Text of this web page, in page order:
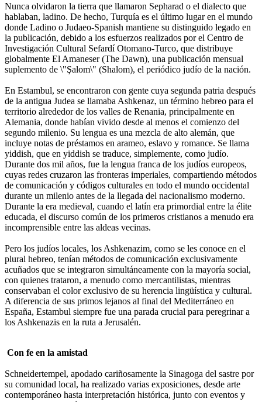
Nunca olvidaron la tierra que llamaron Sepharad o el dialecto que
hablaban, ladino. De hecho, Turquía es el último lugar en el mundo
donde Ladino o Judaeo-Spanish mantiene su distinguido legado en
la publicación, debido a los esfuerzos realizados por el Centro de
Investigación Cultural Sefardí Otomano-Turco, que distribuye
globalmente El Amaneser (The Dawn), una publicación mensual
suplemento de \"Şalom\" (Shalom), el periódico judío de la nación.
En Estambul, se encontraron con gente cuya segunda patria después
de la antigua Judea se llamaba Ashkenaz, un término hebreo para el
territorio alrededor de los valles de Renania, principalmente en
Alemania, donde habían vivido desde al menos el comienzo del
segundo milenio. Su lengua es una mezcla de alto alemán, que
incluye notas de préstamos en arameo, eslavo y romance. Se llama
yiddish, que en yiddish se traduce, simplemente, como judío.
Durante dos mil años, fue la lengua franca de los judíos europeos,
cuyas redes cruzaron las fronteras imperiales, compartiendo métodos
de comunicación y códigos culturales en todo el mundo occidental
durante un milenio antes de la llegada del nacionalismo moderno.
Durante la era medieval, cuando el latín era primordial entre la élite
educada, el discurso común de los primeros cristianos a menudo era
incomprensible entre las aldeas vecinas.
Pero los judíos locales, los Ashkenazim, como se les conoce en el
plural hebreo, tenían métodos de comunicación exclusivamente
acuñados que se integraron simultáneamente con la mayoría social,
con quienes trataron, a menudo como mercantilistas, mientras
conservaban el color exclusivo de su herencia lingüística y cultural.
A diferencia de sus primos lejanos al final del Mediterráneo en
España, Estambul siempre fue una parada crucial para peregrinar a
los Ashkenazis en la ruta a Jerusalén.
Con fe en la amistad
Schneidertempel, apodado cariñosamente la Sinagoga del sastre por
su comunidad local, ha realizado varias exposiciones, desde arte
contemporáneo hasta interpretación histórica, junto con eventos y